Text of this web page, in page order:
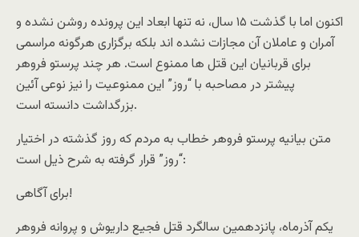
اکنون اما با گذشت ۱۵ سال، نه تنها ابعاد این پرونده روشن نشده و
آمران و عاملان آن مجازات نشده اند بلکه برگزاری هرگونه مراسمی
برای قربانیان این قتل ها ممنوع است. هر چند پرستو فروهر
پیشتر در مصاحبه با “روز” این ممنوعیت را نیز نوعی آئین
بزرگداشت دانسته است.
متن بیانیه پرستو فروهر خطاب به مردم که روز گذشته در اختیار
“روز” قرار گرفته به شرح ذیل است:
برای آگاهی!
یکم آذرماه، پانزدهمین سالگرد قتل فجیع داریوش و پروانه فروهر